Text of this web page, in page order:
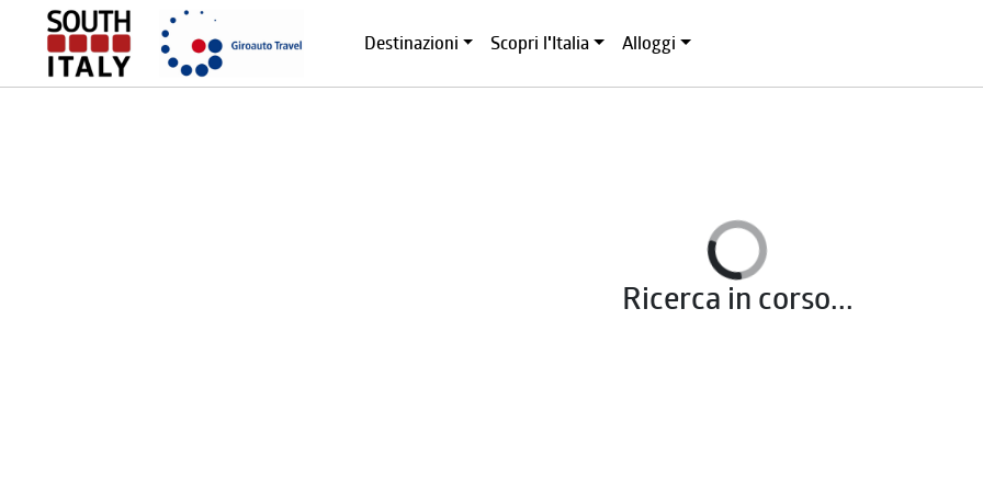
Destinazioni Scopri l'Italia Alloggi
Ricerca in corso...